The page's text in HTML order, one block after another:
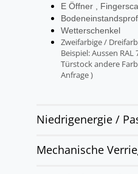
E Öffner ,
Wetterschenkel
Zweifarbige /
Beispiel: Aussen
Türstock andere
Anfrage )
Niedrigenergie /
Mechanische